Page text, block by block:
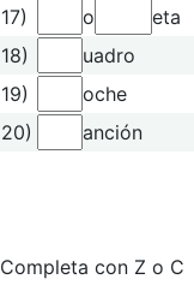
17)
o
eta
18)
uadro
19)
oche
20)
anción
Completa con Z o C